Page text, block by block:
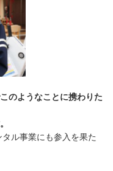
のようなことに携わりた
ル事業にも参入を果た